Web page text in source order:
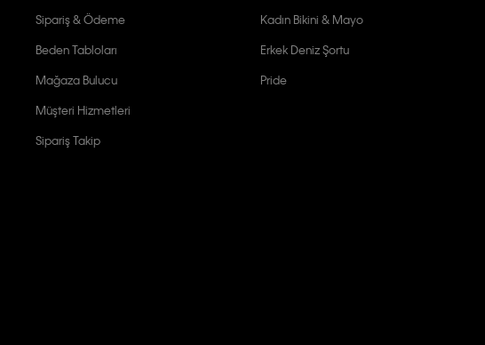
Sipariş & Ödeme
Beden Tabloları
Mağaza Bulucu
Müşteri Hizmetleri
Sipariş Takip
Kadın Bikini & Mayo
Erkek Deniz Şortu
Pride